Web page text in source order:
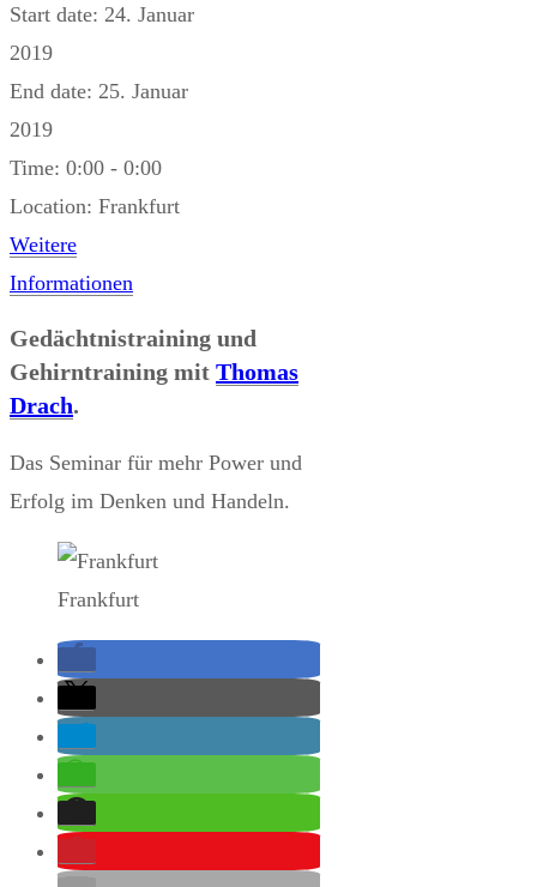
Start date: 24. Januar
2019
End date: 25. Januar
2019
Time: 0:00 - 0:00
Location: Frankfurt
Weitere
Informationen
Gedächtnistraining und
Gehirntraining mit Thomas
Drach.
Das Seminar für mehr Power und
Erfolg im Denken und Handeln.
Frankfurt